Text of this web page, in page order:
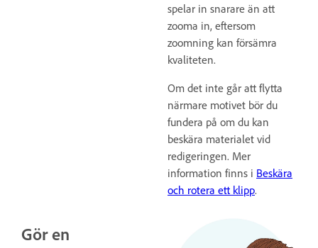
spelar in snarare än att
zooma in, eftersom
zoomning kan försämra
kvaliteten.
Om det inte går att flytta
närmare motivet bör du
fundera på om du kan
beskära materialet vid
redigeringen. Mer
information finns i Beskära
och rotera ett klipp.
Gör en